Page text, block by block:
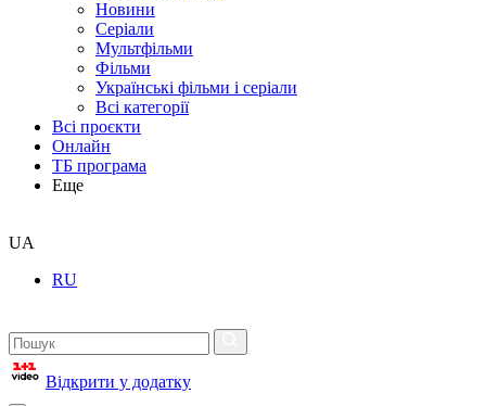
Новини
Серіали
Мультфільми
Фільми
Українські фільми і серіали
Всі категорії
Всі проєкти
Онлайн
ТБ програма
Еще
UA
RU
Відкрити у додатку